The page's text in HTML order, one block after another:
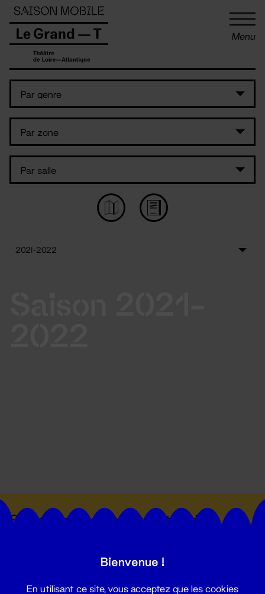
Menu
Suivez toutes les actualités du
Panneau de gestion des cookies
Bienvenue !
En utilisant ce site, vous acceptez que les cookies